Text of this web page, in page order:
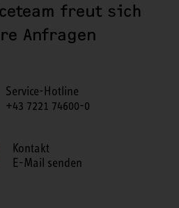
freut sich
Anfragen
Service-Hotline
+43 7221 74600-0
Kontakt
E-Mail senden